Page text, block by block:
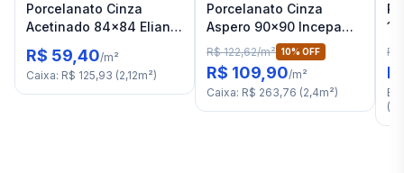
Porcelanato Cinza
Acetinado 84x84 Eliane
Metropol Portland RET
"C"
R$ 59,40/m²
Caixa: R$ 125,93 (2,12m²)
Porcelanato Cinza
Aspero 90x90 Incepa
Natura Perola Abs RET
"A"
R$ 122,62/m² 10% OFF
R$ 109,90/m²
Caixa: R$ 263,76 (2,4m²)
R$
(